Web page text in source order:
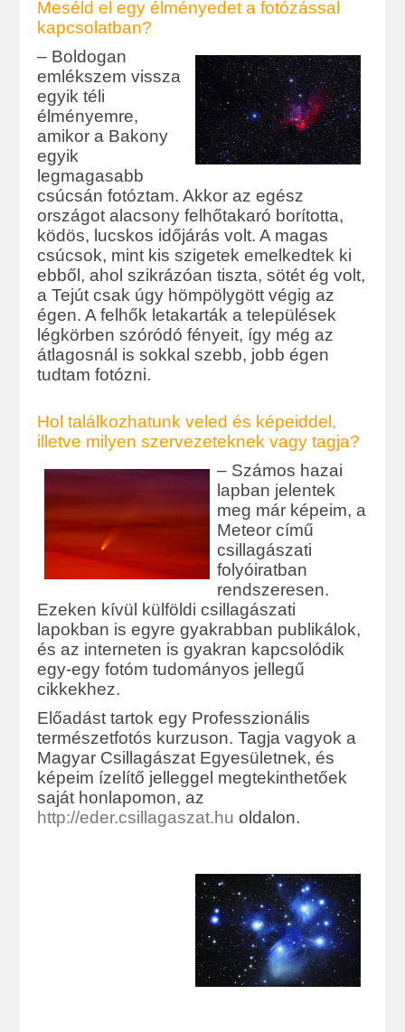
Meséld el egy élményedet a fotózással
kapcsolatban?
– Boldogan
emlékszem vissza
egyik téli
élményemre,
amikor a Bakony
egyik
legmagasabb
csúcsán fotóztam. Akkor az egész
országot alacsony felhőtakaró borította,
ködös, lucskos időjárás volt. A magas
csúcsok, mint kis szigetek emelkedtek ki
ebből, ahol szikrázóan tiszta, sötét ég volt,
a Tejút csak úgy hömpölygött végig az
égen. A felhők letakarták a települések
légkörben szóródó fényeit, így még az
átlagosnál is sokkal szebb, jobb égen
tudtam fotózni.
Hol találkozhatunk veled és képeiddel,
illetve milyen szervezeteknek vagy tagja?
– Számos hazai
lapban jelentek
meg már képeim, a
Meteor című
csillagászati
folyóiratban
rendszeresen.
Ezeken kívül külföldi csillagászati
lapokban is egyre gyakrabban publikálok,
és az interneten is gyakran kapcsolódik
egy-egy fotóm tudományos jellegű
cikkekhez.
Előadást tartok egy Professzionális
természetfotós kurzuson. Tagja vagyok a
Magyar Csillagászat Egyesületnek, és
képeim ízelítő jelleggel megtekinthetőek
saját honlapomon, az
http://eder.csillagaszat.hu oldalon.